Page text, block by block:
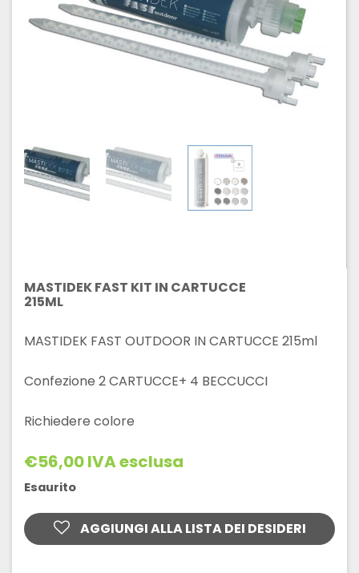
MASTIDEK FAST KIT IN CARTUCCE
215ML
MASTIDEK FAST OUTDOOR IN CARTUCCE 215ml
Confezione 2 CARTUCCE+ 4 BECCUCCI
Richiedere colore
€56,00IVA esclusa
Esaurito
AGGIUNGI ALLA LISTA DEI DESIDERI